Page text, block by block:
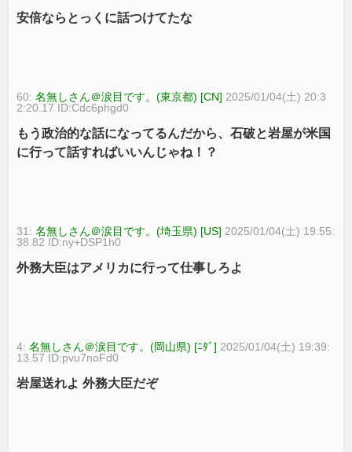
安倍ならとっくに話つけてたな
60:名無しさん＠涙目です。(東京都) [CN] 2025/01/04(土) 20:3
2:20.17 ID:Cdc6phgd0
もう政治的な話になってるんだから、石破と岩屋が米国
に行って話すればいいんじゃね！？
31:名無しさん＠涙目です。(埼玉県) [US] 2025/01/04(土) 19:55:
38.82 ID:ny+DSP1h0
外務大臣はアメリカに行って仕事しろよ
4:名無しさん＠涙目です。(岡山県) [ﾆﾀﾞ] 2025/01/04(土) 19:39:
13.57 ID:pvu7noFd0
岩屋送れよ 外務大臣だぞ